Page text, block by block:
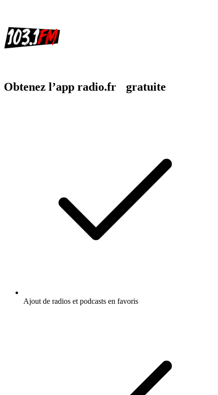
Obtenez l’app radio.fr gratuite
Ajout de radios et podcasts en favoris